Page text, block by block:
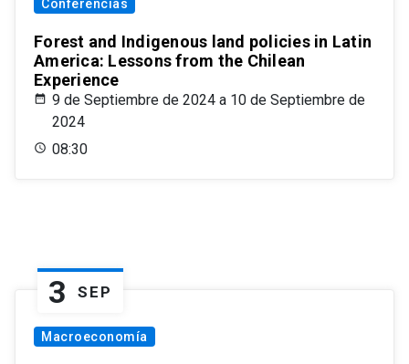
Conferencias
Forest and Indigenous land policies in Latin
America: Lessons from the Chilean
Experience
9 de Septiembre de 2024 a 10 de Septiembre de
2024
08:30
3 SEP
Macroeconomía